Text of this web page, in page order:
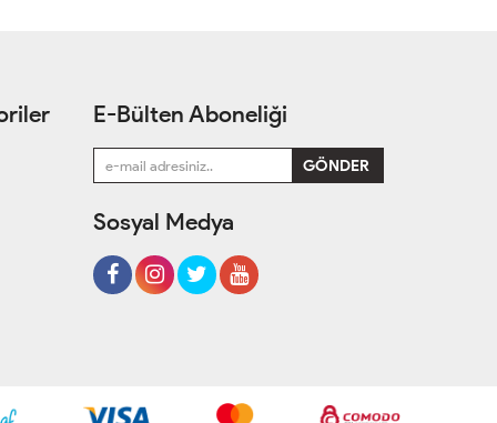
E-Bülten Aboneliği
Sosyal Medya